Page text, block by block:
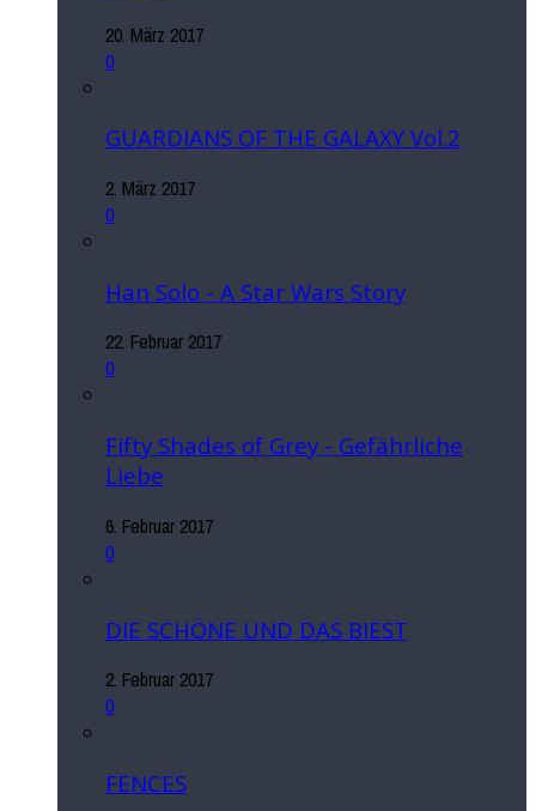
20. März 2017
0
GUARDIANS OF THE GALAXY Vol.2
2. März 2017
0
Han Solo - A Star Wars Story
22. Februar 2017
0
Fifty Shades of Grey - Gefährliche
Liebe
6. Februar 2017
0
DIE SCHÖNE UND DAS BIEST
2. Februar 2017
0
FENCES